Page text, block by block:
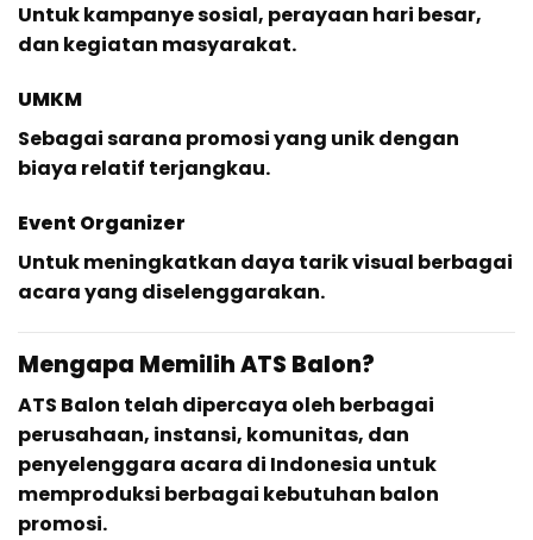
Untuk kampanye sosial, perayaan hari besar,
dan kegiatan masyarakat.
UMKM
Sebagai sarana promosi yang unik dengan
biaya relatif terjangkau.
Event Organizer
Untuk meningkatkan daya tarik visual berbagai
acara yang diselenggarakan.
Mengapa Memilih ATS Balon?
ATS Balon telah dipercaya oleh berbagai
perusahaan, instansi, komunitas, dan
penyelenggara acara di Indonesia untuk
memproduksi berbagai kebutuhan balon
promosi.